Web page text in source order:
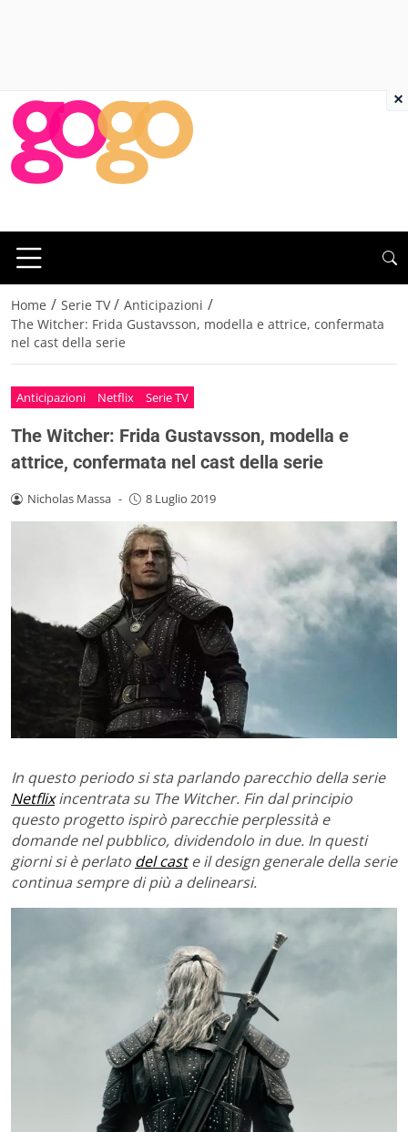
Home / Serie TV / Anticipazioni /
The Witcher: Frida Gustavsson, modella e attrice, confermata
nel cast della serie
Anticipazioni Netflix Serie TV
The Witcher: Frida Gustavsson, modella e
attrice, confermata nel cast della serie
Nicholas Massa - 8 Luglio 2019
In questo periodo si sta parlando parecchio della serie
Netflixincentrata su The Witcher. Fin dal principio
questo progetto ispirò parecchie perplessità e
domande nel pubblico, dividendolo in due. In questi
giorni si è perlato del caste il design generale della serie
continua sempre di più a delinearsi.
×